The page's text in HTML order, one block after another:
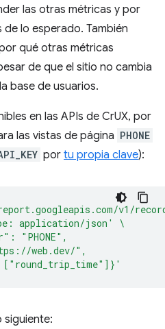
las otras métricas y por
lo esperado. También
qué otras métricas
de que el sitio no cambia
base de usuarios.
en las APIs de CrUX, por
las vistas de página PHONE
por tu propia clave):
v1/
application/json'
\
"PHONE",
web.dev/",
siguiente: